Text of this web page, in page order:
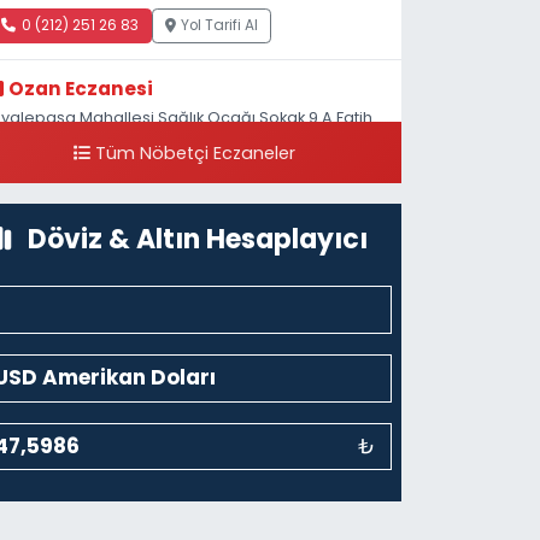
0 (212) 251 26 83 Yol Tarifi Al
Ozan Eczanesi
Mahallesi Sağlık Ocağı Sokak 9 A Fatih
Tüm Nöbetçi Eczaneler
Döviz & Altın Hesaplayıcı
₺